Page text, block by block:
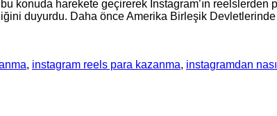
konuda harekete geçirerek İnstagram’ın
duyurdu. Daha önce Amerika Birleşik
, instagram reels para kazanma, instagramdan